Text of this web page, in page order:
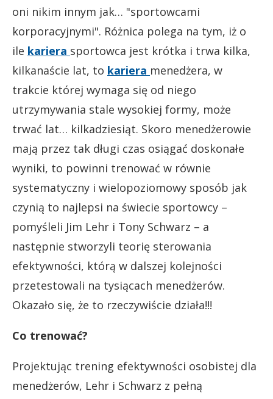
oni nikim innym jak… "sportowcami
korporacyjnymi". Różnica polega na tym, iż o
ile kariera sportowca jest krótka i trwa kilka,
kilkanaście lat, to kariera menedżera, w
trakcie której wymaga się od niego
utrzymywania stale wysokiej formy, może
trwać lat… kilkadziesiąt. Skoro menedżerowie
mają przez tak długi czas osiągać doskonałe
wyniki, to powinni trenować w równie
systematyczny i wielopoziomowy sposób jak
czynią to najlepsi na świecie sportowcy –
pomyśleli Jim Lehr i Tony Schwarz – a
następnie stworzyli teorię sterowania
efektywności, którą w dalszej kolejności
przetestowali na tysiącach menedżerów.
Okazało się, że to rzeczywiście działa!!!
Co trenować?
Projektując trening efektywności osobistej dla
menedżerów, Lehr i Schwarz z pełną